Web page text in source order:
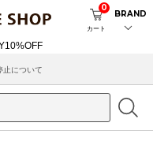
カート
0
BRAND
について